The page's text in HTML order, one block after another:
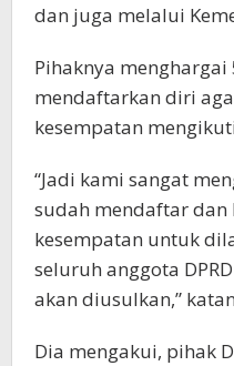
dan juga melalui
Pihaknya menghargai
mendaftarkan diri
kesempatan
“Jadi kami sangat
sudah mendaftar
kesempatan untuk
seluruh anggota
akan diusulkan,”
Dia mengakui, pihak